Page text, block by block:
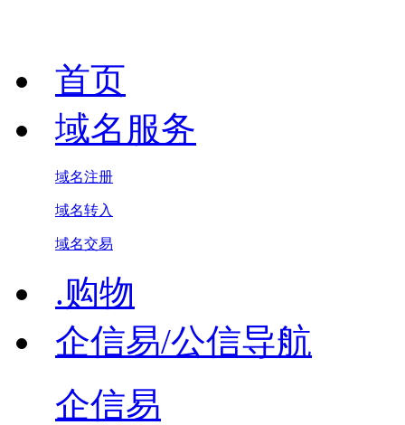
首页
域名服务
域名注册
域名转入
域名交易
.购物
企信易/公信导航
企信易